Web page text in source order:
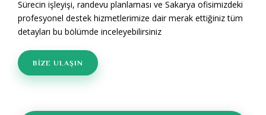
Sürecin işleyişi, randevu planlaması ve Sakarya ofisimizdeki
profesyonel destek hizmetlerimize dair merak ettiğiniz tüm
detayları bu bölümde inceleyebilirsiniz
BİZE ULAŞIN